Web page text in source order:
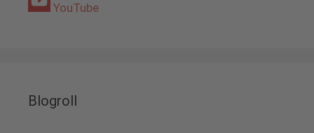
YouTube
Blogroll